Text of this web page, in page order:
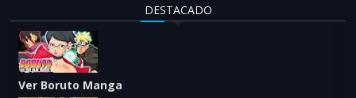
DESTACADO
Ver Boruto Manga